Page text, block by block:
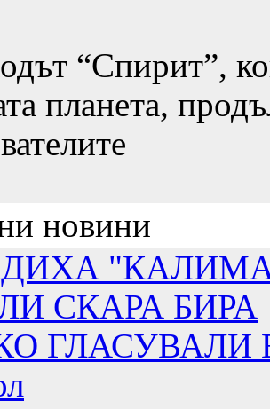
“Спирит”,
планета,
новини
СКАРА БИРА
ГЛАСУВАЛИ